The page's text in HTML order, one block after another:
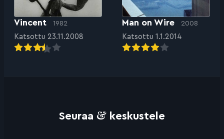
Vincent 1982
Katsottu 23.11.2008
Man on Wire 2008
Katsottu 1.1.2014
Seuraa & keskustele